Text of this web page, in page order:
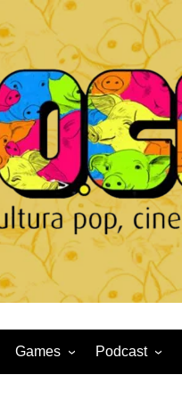
Games Podcast